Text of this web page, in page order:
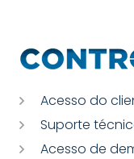
Acesso do
Suporte
Acesso de